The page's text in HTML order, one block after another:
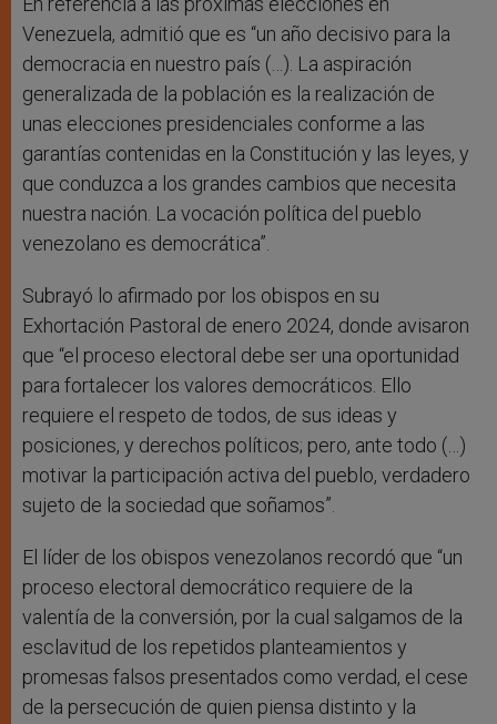
Venezuela, admitió que es “un año decisivo para la
democracia en nuestro país (…). La aspiración
generalizada de la población es la realización de
unas elecciones presidenciales conforme a las
garantías contenidas en la Constitución y las leyes, y
que conduzca a los grandes cambios que necesita
nuestra nación. La vocación política del pueblo
venezolano es democrática”.
Subrayó lo afirmado por los obispos en su
Exhortación Pastoral de enero 2024, donde avisaron
que “el proceso electoral debe ser una oportunidad
para fortalecer los valores democráticos. Ello
requiere el respeto de todos, de sus ideas y
posiciones, y derechos políticos; pero, ante todo (…)
motivar la participación activa del pueblo, verdadero
sujeto de la sociedad que soñamos”.
El líder de los obispos venezolanos recordó que “un
proceso electoral democrático requiere de la
valentía de la conversión, por la cual salgamos de la
esclavitud de los repetidos planteamientos y
promesas falsos presentados como verdad, el cese
de la persecución de quien piensa distinto y la